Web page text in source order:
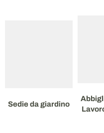
Sedie da giardino